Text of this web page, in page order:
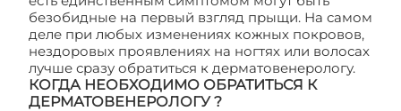
безобидные на первый взгляд прыщи. На самом
деле при любых изменениях кожных покровов,
нездоровых проявлениях на ногтях или волосах
лучше сразу обратиться к дерматовенерологу.
КОГДА НЕОБХОДИМО ОБРАТИТЬСЯ К
ДЕРМАТОВЕНЕРОЛОГУ ?